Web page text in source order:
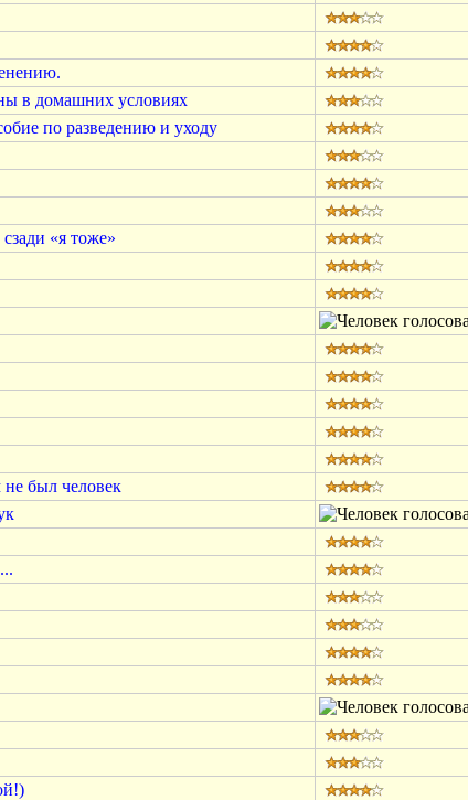
в домашних условиях
по разведению и уходу
«я тоже»
был человек